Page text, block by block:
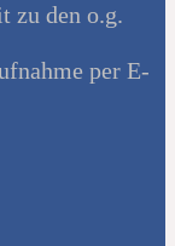
zu den o.g.
per E-